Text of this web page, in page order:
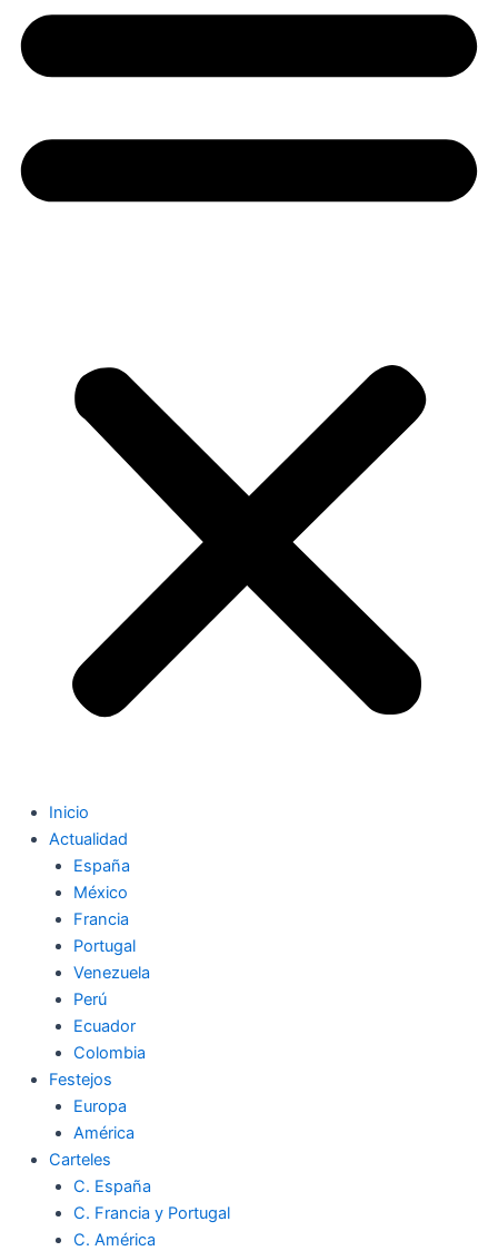
Inicio
Actualidad
España
México
Francia
Portugal
Venezuela
Perú
Ecuador
Colombia
Festejos
Europa
América
Carteles
C. España
C. Francia y Portugal
C. América